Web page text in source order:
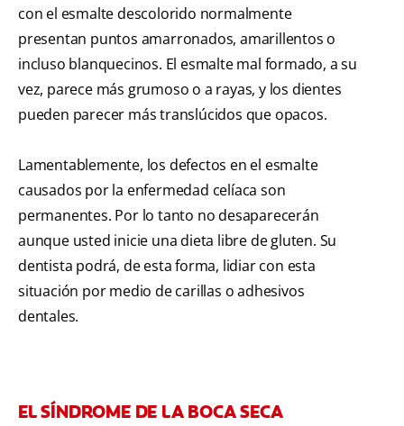
con el esmalte descolorido normalmente
presentan puntos amarronados, amarillentos o
incluso blanquecinos. El esmalte mal formado, a su
vez, parece más grumoso o a rayas, y los dientes
pueden parecer más translúcidos que opacos.
Lamentablemente, los defectos en el esmalte
causados por la enfermedad celíaca son
permanentes. Por lo tanto no desaparecerán
aunque usted inicie una dieta libre de gluten. Su
dentista podrá, de esta forma, lidiar con esta
situación por medio de carillas o adhesivos
dentales.
EL SÍNDROME DE LA BOCA SECA